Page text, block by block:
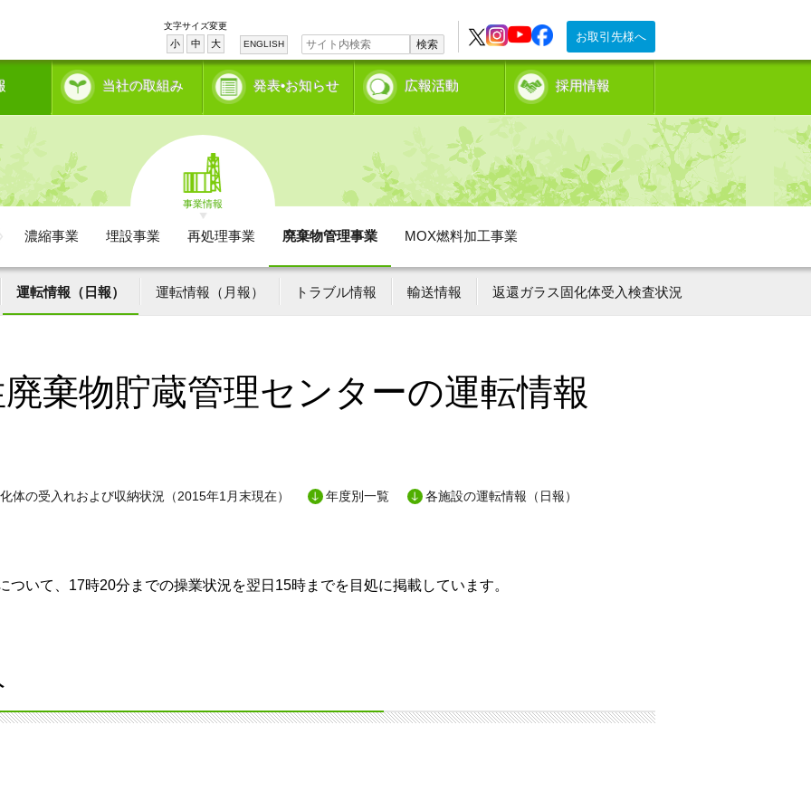
お取引先様へ
検索
文字サイズ変更
小 中 大 ENGLISH
当社の取組み 発表•お知らせ 広報活動 採用情報
事業情報
濃縮事業 埋設事業 再処理事業 廃棄物管理事業 MOX燃料加工事業
運転情報（日報） 運転情報（月報） トラブル情報 輸送情報 返還ガラス固化体受入検査状況
棄物貯蔵管理センターの運転情報
体の受入れおよび収納状況（2015年1月末現在） 年度別一覧 各施設の運転情報（日報）
いて、17時20分までの操業状況を翌日15時までを目処に掲載しています。